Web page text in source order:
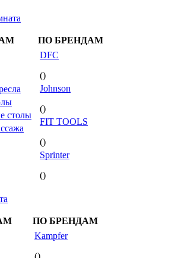
ПО БРЕНДАМ
столы
DFC
()
Johnson
()
FIT TOOLS
()
Sprinter
()
ПО БРЕНДАМ
Kampfer
()